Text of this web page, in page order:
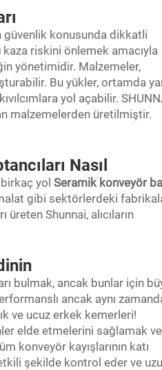
güvenlik konusunda dikkatli
kaza riskini önlemek amacıyla
yönetimidir. Malzemeler,
Bu yükler, ortamda
yol açabilir.
malzemelerden üretilmiştir.
Nasıl
yol Seramik konveyör
gibi sektörlerdeki
Shunnai, alıcıların
bulmak, ancak bunlar için
ancak aynı
ve ucuz erkek kemerleri!
elde etmelerini sağlamak ve
konveyör kayışlarının katı
şekilde kontrol eder ve